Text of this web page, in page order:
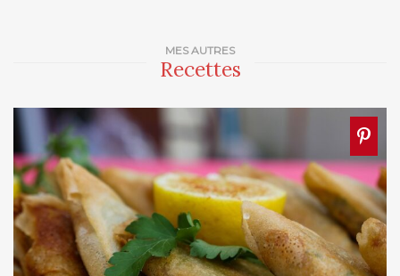
MES AUTRES
Recettes